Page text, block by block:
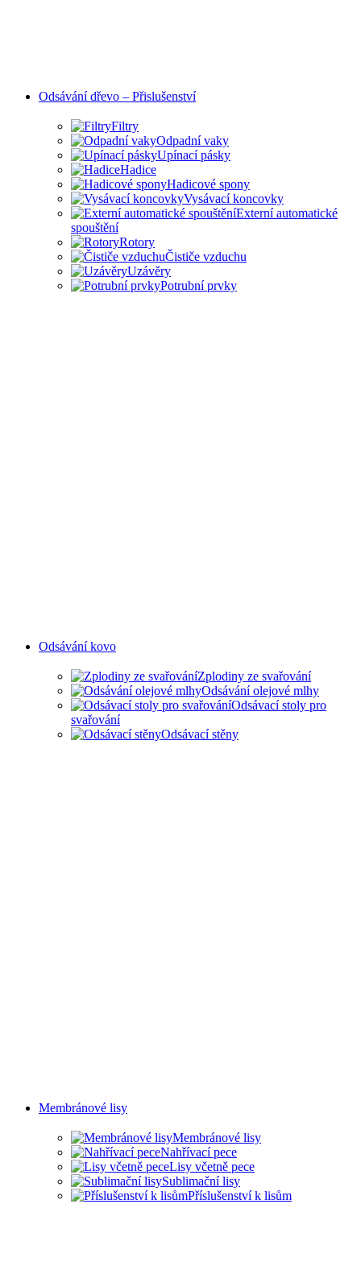
Odsávání dřevo – Přislušenství
Filtry
Odpadní vaky
Upínací pásky
Hadice
Hadicové spony
Vysávací koncovky
Externí automatické
spouštění
Rotory
Čističe vzduchu
Uzávěry
Potrubní prvky
Odsávání kovo
Zplodiny ze svařování
Odsávání olejové mlhy
Odsávací stoly pro
svařování
Odsávací stěny
Membránové lisy
Membránové lisy
Nahřívací pece
Lisy včetně pece
Sublimační lisy
Příslušenství k lisům